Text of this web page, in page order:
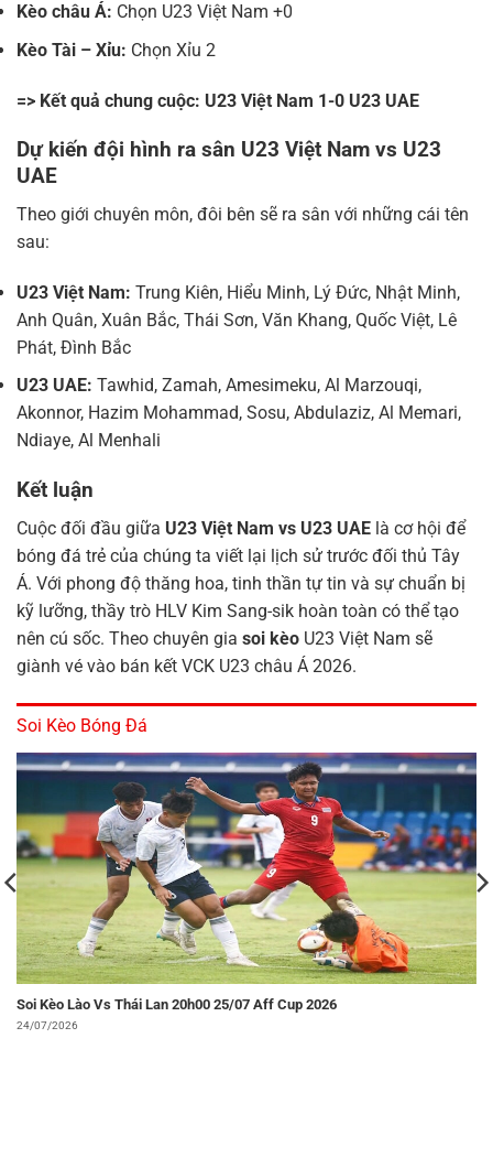
Kèo châu Á: Chọn U23 Việt Nam +0
Kèo Tài – Xỉu: Chọn Xỉu 2
=> Kết quả chung cuộc: U23 Việt Nam 1-0 U23 UAE
Dự kiến đội hình ra sân U23 Việt Nam vs U23
UAE
Theo giới chuyên môn, đôi bên sẽ ra sân với những cái tên
sau:
U23 Việt Nam: Trung Kiên, Hiểu Minh, Lý Đức, Nhật Minh,
Anh Quân, Xuân Bắc, Thái Sơn, Văn Khang, Quốc Việt, Lê
Phát, Đình Bắc
U23 UAE: Tawhid, Zamah, Amesimeku, Al Marzouqi,
Akonnor, Hazim Mohammad, Sosu, Abdulaziz, Al Memari,
Ndiaye, Al Menhali
Kết luận
Cuộc đối đầu giữa U23 Việt Nam vs U23 UAE là cơ hội để
bóng đá trẻ của chúng ta viết lại lịch sử trước đối thủ Tây
Á. Với phong độ thăng hoa, tinh thần tự tin và sự chuẩn bị
kỹ lưỡng, thầy trò HLV Kim Sang-sik hoàn toàn có thể tạo
nên cú sốc. Theo chuyên gia soi kèo U23 Việt Nam sẽ
giành vé vào bán kết VCK U23 châu Á 2026.
Soi Kèo Bóng Đá
Soi Kèo Lào Vs Thái Lan 20h00 25/07 Aff Cup 2026
24/07/2026